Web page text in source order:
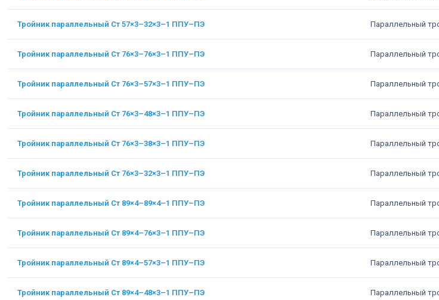
Тройник параллельный Ст 57×3–32×3–1 ППУ–ПЭ Параллельный
Тройник параллельный Ст 76×3–76×3–1 ППУ–ПЭ Параллельный
Тройник параллельный Ст 76×3–57×3–1 ППУ–ПЭ Параллельный
Тройник параллельный Ст 76×3–48×3–1 ППУ–ПЭ Параллельный
Тройник параллельный Ст 76×3–38×3–1 ППУ–ПЭ Параллельный
Тройник параллельный Ст 76×3–32×3–1 ППУ–ПЭ Параллельный
Тройник параллельный Ст 89×4–89×4–1 ППУ–ПЭ Параллельный
Тройник параллельный Ст 89×4–76×3–1 ППУ–ПЭ Параллельный
Тройник параллельный Ст 89×4–57×3–1 ППУ–ПЭ Параллельный
Тройник параллельный Ст 89×4–48×3–1 ППУ–ПЭ Параллельный